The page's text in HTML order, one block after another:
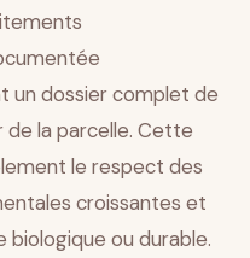
un dossier complet de
la parcelle. Cette
le respect des
croissantes et
biologique ou durable.